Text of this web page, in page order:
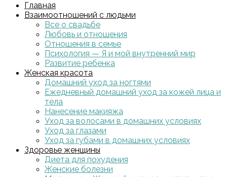
Главная
Взаимоотношений с людьми
Все о свадьбе
Любовь и отношения
Отношения в семье
Психология — Я и мой внутренний мир
Развитие ребенка
Женская красота
Домашний уход за ногтями
Ежедневный домашний уход за кожей лица и
тела
Нанесение макияжа
Уход за волосами в домашних условиях
Уход за глазами
Уход за губами в домашних условиях
Здоровье женщины
Диета для похудения
Женские болезни